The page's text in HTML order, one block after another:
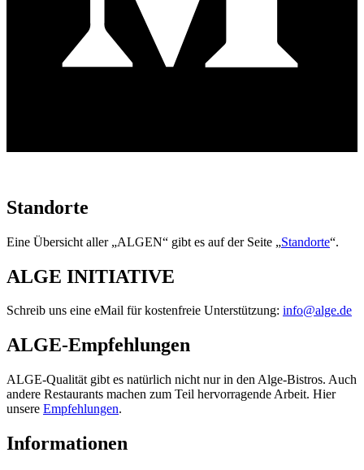
Standorte
Eine Übersicht aller „ALGEN“ gibt es auf der Seite „Standorte“.
ALGE INITIATIVE
Schreib uns eine eMail für kostenfreie Unterstützung: info@alge.de
ALGE-Empfehlungen
ALGE-Qualität gibt es natürlich nicht nur in den Alge-Bistros. Auch
andere Restaurants machen zum Teil hervorragende Arbeit. Hier
unsere Empfehlungen.
Informationen